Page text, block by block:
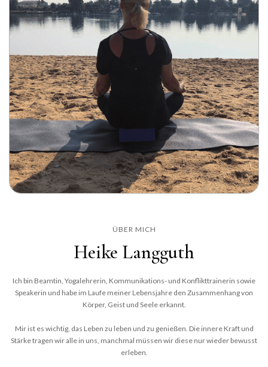
ÜBER MICH
Heike Langguth
Ich bin Beamtin, Yogalehrerin, Kommunikations- und Konflikttrainerin sowie
Speakerin und habe im Laufe meiner Lebensjahre den Zusammenhang von
Körper, Geist und Seele erkannt.
Mir ist es wichtig, das Leben zu leben und zu genießen. Die innere Kraft und
Stärke tragen wir alle in uns, manchmal müssen wir diese nur wieder bewusst
erleben.